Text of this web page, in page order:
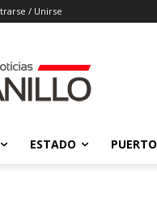
/ Unirse
ESTADO PUERTO